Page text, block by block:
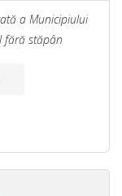
a Municipiului
fără stăpân